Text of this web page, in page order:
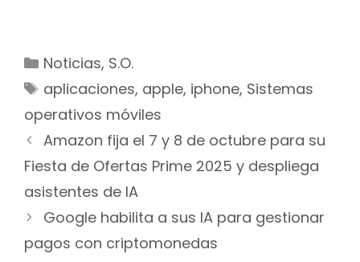
Categorías
Noticias, S.O.
Etiquetas
aplicaciones, apple, iphone, Sistemas
operativos móviles
Navegación
de
Amazon fija el 7 y 8 de octubre para su
Fiesta de Ofertas Prime 2025 y despliega
asistentes de IA
Google habilita a sus IA para gestionar
pagos con criptomonedas